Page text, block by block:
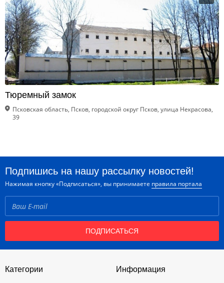
Тюремный замок
Псковская область, Псков, городской округ Псков, улица Некрасова,
39
Подпишись на нашу рассылку новостей!
Нажимая кнопку «Подписаться», вы принимаете правила портала
ПОДПИСАТЬСЯ
Категории Информация